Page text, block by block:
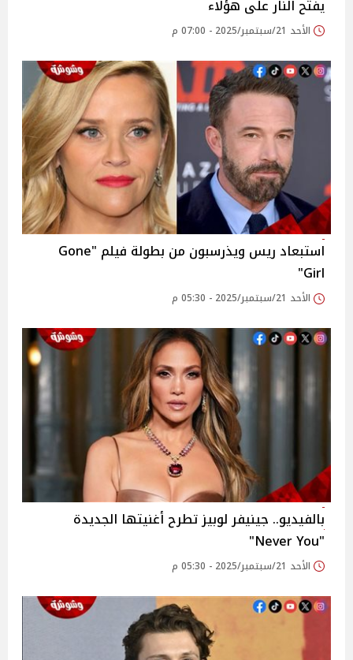
يفتح النار على هؤلاء
الأحد 21/سبتمبر/2025 - 07:00 م
استبعاد ريس ويذرسبون من بطولة فيلم "Gone
Girl"
الأحد 21/سبتمبر/2025 - 05:30 م
بالفيديو.. جينيفر لوبيز تطرح أغنيتها الجديدة
"Never You"
الأحد 21/سبتمبر/2025 - 05:30 م